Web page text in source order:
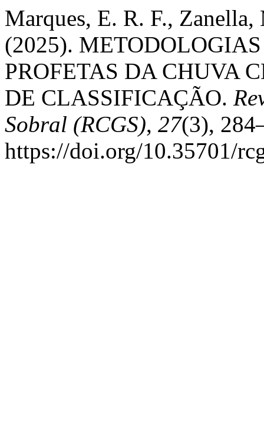
Marques, E. R. F.,
(2025).
PROFETAS DA CHUVA
DE CLASSIFICAÇÃO.
Sobral (RCGS), 27(3),
https://doi.org/10.35701/